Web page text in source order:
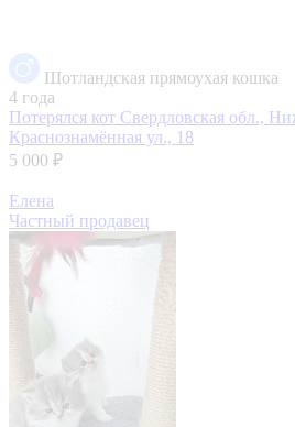
Шотландская прямоухая кошка
4 года
Потерялся кот Свердловская обл.,
Краснознамённая ул., 18
5 000 ₽
Елена
Частный продавец